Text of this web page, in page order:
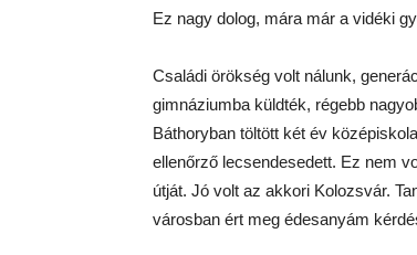
Ez nagy dolog, mára már a vidéki
Családi örökség volt nálunk,
gimnáziumba küldték, régebb
Báthoryban töltött két év
ellenőrző lecsendesedett. Ez nem
útját. Jó volt az akkori Kolozsvár.
városban ért meg édesanyám